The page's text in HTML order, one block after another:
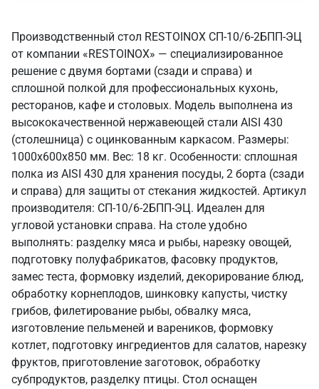
Производственный стол RESTOINOX СП-10/6-2БПП-ЭЦ
от компании «RESTOINOX» — специализированное
решение с двумя бортами (сзади и справа) и
сплошной полкой для профессиональных кухонь,
ресторанов, кафе и столовых. Модель выполнена из
высококачественной нержавеющей стали AISI 430
(столешница) с оцинкованным каркасом. Размеры:
1000x600x850 мм. Вес: 18 кг. Особенности: сплошная
полка из AISI 430 для хранения посуды, 2 борта (сзади
и справа) для защиты от стекания жидкостей. Артикул
производителя: СП-10/6-2БПП-ЭЦ. Идеален для
угловой установки справа. На столе удобно
выполнять: разделку мяса и рыбы, нарезку овощей,
подготовку полуфабрикатов, фасовку продуктов,
замес теста, формовку изделий, декорирование блюд,
обработку корнеплодов, шинковку капусты, чистку
грибов, филетирование рыбы, обвалку мяса,
изготовление пельменей и вареников, формовку
котлет, подготовку ингредиентов для салатов, нарезку
фруктов, приготовление заготовок, обработку
субпродуктов, разделку птицы. Стол оснащен